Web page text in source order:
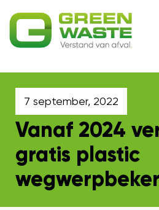
7 september, 2022
Vanaf 2024
gratis plastic